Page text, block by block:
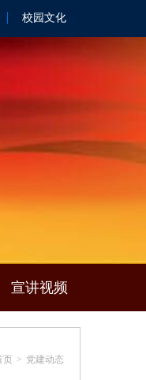
校园文化
宣讲视频
页 > 党建动态